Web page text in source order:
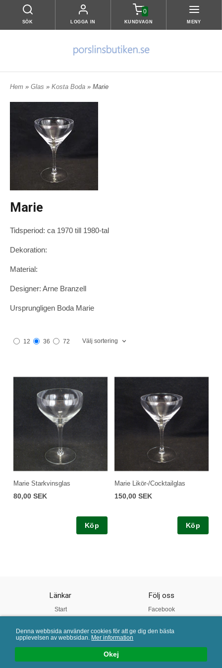
Okej
Denna webbsida använder cookies för att ge dig den bästa
upplevelsen av webbsidan. Mer information
SÖK LOGGA IN
0
KUNDVAGN MENY
Hem » Glas » Kosta Boda » Marie
Marie
Tidsperiod: ca 1970 till 1980-tal
Dekoration:
Material:
Designer: Arne Branzell
Ursprungligen Boda Marie
12 36 72 Välj sortering
Marie Starkvinsglas
80,00 SEK
Köp
Marie Likör-/Cocktailglas
150,00 SEK
Köp
Länkar
Start
Vår Kvalitet
Följ oss
Facebook
Twitter